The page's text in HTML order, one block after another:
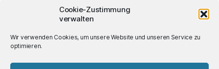
Cookie-Zustimmung
verwalten
Wir verwenden Cookies, um unsere Website und unseren Service zu
optimieren.
Ulrich Würdemannist sofern nicht
anders angegeben lizenziert unter einer
Creative
Lizenz.